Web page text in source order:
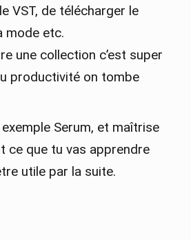
VST, de télécharger le
mode etc.
une collection c’est super
productivité on tombe
exemple Serum, et maîtrise
ce que tu vas apprendre
utile par la suite.